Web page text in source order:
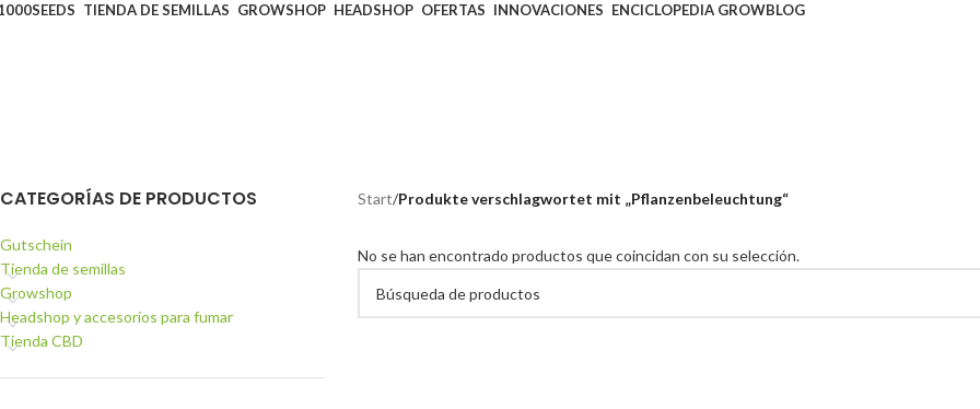
TIENDA DE SEMILLAS GROWSHOP HEADSHOP OFERTAS INNOVACIONES ENCICLOPEDIA GROWBLOG
CATEGORÍAS DE PRODUCTOS
Gutschein
Tienda de semillas
Growshop
Headshop y accesorios para fumar
Tienda CBD
Start/Produkte verschlagwortet mit „Pflanzenbeleuchtung“
No se han encontrado productos que coincidan con su selección.